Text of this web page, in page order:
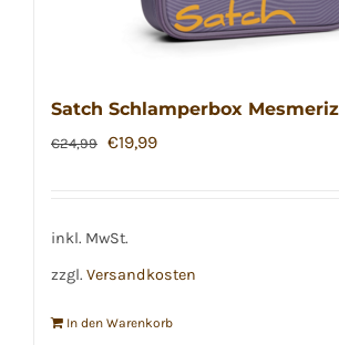
Satch Schlamperbox
€24,99 Ursprünglicher
€24,99
€19,99Aktueller
inkl. MwSt.
zzgl. Versandkosten
In den Warenkorb